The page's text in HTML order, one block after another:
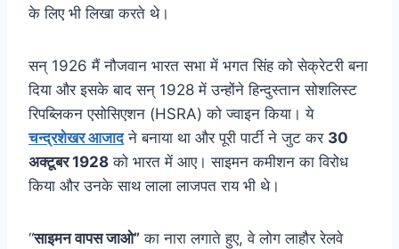
के लिए भी लिखा करते थे।
सन् 1926 मैं नौजवान भारत सभा में भगत सिंह को सेक्रेटरी बना
दिया और इसके बाद सन् 1928 में उन्होंने हिन्दुस्तान सोशलिस्ट
रिपब्लिकन एसोसिएशन (HSRA) को ज्वाइन किया। ये
चन्द्रशेखर आजादने बनाया था और पूरी पार्टी ने जुट कर 30
अक्टूबर 1928 को भारत में आए। साइमन कमीशन का विरोध
किया और उनके साथ लाला लाजपत राय भी थे।
“साइमन वापस जाओ” का नारा लगाते हुए, वे लोग लाहौर रेलवे